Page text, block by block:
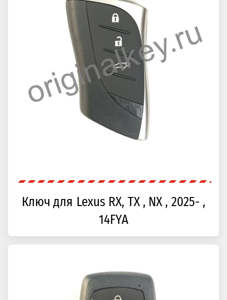
Ключ для Lexus RX, TX , NX , 2025- ,
14FYA